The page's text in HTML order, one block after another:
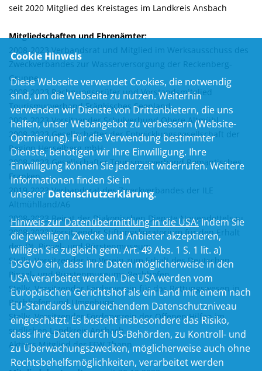
seit 2020 Mitglied des Kreistages im Landkreis Ansbach
Mitgliedschaften und Ehrenämter:
2008-2023 Verbandsrat und Mitglied im Werksausschuss des
Zweckverbandes zur Wasserversorgung der Reckenberg-
Gruppe
2008-2023 Rechnungsprüfer und Vorstandsmitglied
Tourismusverband Fränkisches Seenland
2008-2023 Vorsitzender Schulverbund Obere Altmühl
2008-2023 Gesellschafter der Entwicklungsgesellschaft der
Region Hesselberg mbH
2008-2023 Gesellschafter Tourismusverband Romantisches
Franken
2019-2023 Verbandsrat des Zweckverbandes der ILE
Altmühlland/A6
2008-2023 Beirat der Diakonischen Dienste Neuendettelsau
2008-2023 Vorsitzender Stiftungskuratorium für den Erhalt
des Dt. Pinsel- und Bürstenmuseum
Stellv. Vorsitzender im Verein zum Erhalt des Deutschen
Pinsel- und Bürstenmuseums Bechhofen
Stellv. Vorsitzender Förderverein für das Rettungswesen in
Bechhofen und Umgebung
Stellv. Vorsitzender Förderverein der Offenen Hilfen im
südlichen Landkreis Ansbach
Aktives Mitglied der FFW Thann
Cookie Hinweis
Diese Webseite verwendet Cookies, die notwendig
sind, um die Webseite zu nutzen. Weiterhin
verwenden wir Dienste von Drittanbietern, die uns
helfen, unser Webangebot zu verbessern (Website-
Optmierung). Für die Verwendung bestimmter
Dienste, benötigen wir Ihre Einwilligung. Ihre
Einwilligung können Sie jederzeit widerrufen. Weitere
Informationen finden Sie in
unsererDatenschutzerklärung.
Hinweis zur Datenübermittlung in die USA:Indem Sie
die jeweiligen Zwecke und Anbieter akzeptieren,
willigen Sie zugleich gem. Art. 49 Abs. 1 S. 1 lit. a)
DSGVO ein, dass Ihre Daten möglicherweise in den
USA verarbeitet werden. Die USA werden vom
Europäischen Gerichtshof als ein Land mit einem nach
EU-Standards unzureichendem Datenschutzniveau
eingeschätzt. Es besteht insbesondere das Risiko,
dass Ihre Daten durch US-Behörden, zu Kontroll- und
zu Überwachungszwecken, möglicherweise auch ohne
Rechtsbehelfsmöglichkeiten, verarbeitet werden